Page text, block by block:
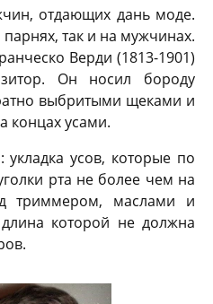
отдающих дань моде.
так и на мужчинах.
Верди (1813-1901)
Он носил бороду
выбритыми щеками и
концах усами.
укладка усов, которые по
рта не более чем на
триммером, маслами и
которой не должна